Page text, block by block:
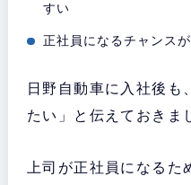
すい
正社員になるチャンス
日野自動車に入社後も
たい」と伝えておきま
上司が正社員になる